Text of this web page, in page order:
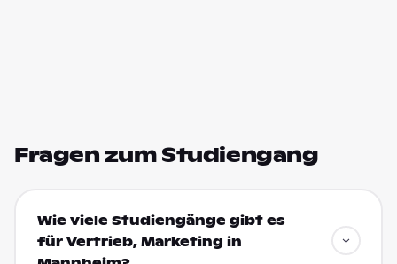
Fragen zum Studiengang
Wie viele Studiengänge gibt es
für Vertrieb, Marketing in